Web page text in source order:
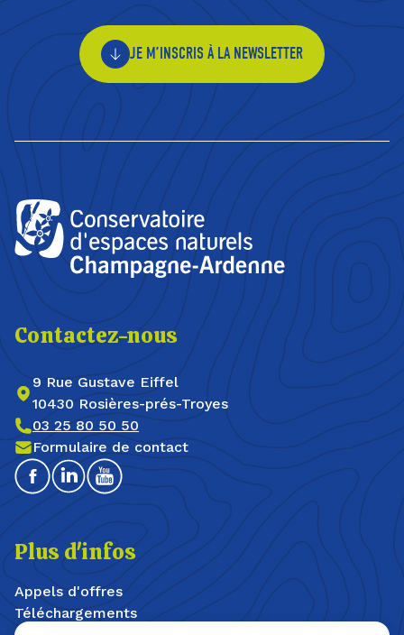
JE M’INSCRIS À LA NEWSLETTER
Contactez-nous
9 Rue Gustave Eiffel
10430 Rosières-prés-Troyes
03 25 80 50 50
Formulaire de contact
FacebookLinkedinYoutube
Plus d'infos
Appels d'offres
Téléchargements